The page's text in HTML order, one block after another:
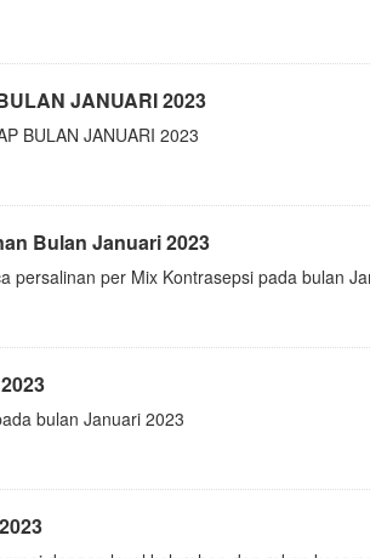
JANUARI 2023
BULAN JANUARI 2023
Bulan Januari 2023
persalinan per Mix Kontrasepsi pada bulan
bulan Januari 2023